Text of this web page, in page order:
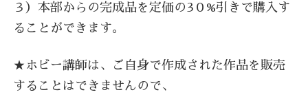
３）本部からの完成品を定価の3０%引きで購入す
ることができます。
★ホビー講師は、ご自身で作成された作品を販売
することはできませんので、